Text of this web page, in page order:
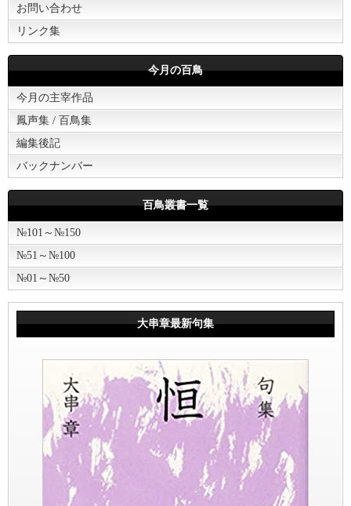
お問い合わせ
リンク集
今月の百鳥
今月の主宰作品
鳳声集 / 百鳥集
編集後記
バックナンバー
百鳥叢書一覧
№101～№150
№51～№100
№01～№50
大串章最新句集